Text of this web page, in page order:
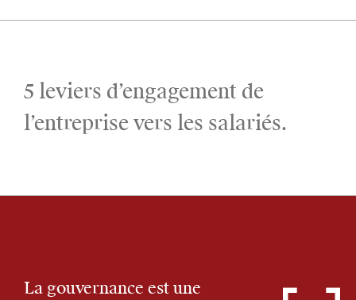
5 leviers d’engagement de
l’entreprise vers les salariés.
La gouvernance est une